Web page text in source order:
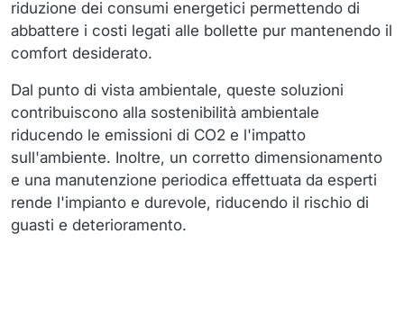
riduzione dei consumi energetici permettendo di
abbattere i costi legati alle bollette pur mantenendo il
comfort desiderato.
Dal punto di vista ambientale, queste soluzioni
contribuiscono alla sostenibilità ambientale
riducendo le emissioni di CO2 e l'impatto
sull'ambiente. Inoltre, un corretto dimensionamento
e una manutenzione periodica effettuata da esperti
rende l'impianto e durevole, riducendo il rischio di
guasti e deterioramento.